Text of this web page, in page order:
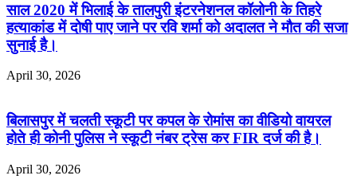
साल 2020 में भिलाई के तालपुरी इंटरनेशनल कॉलोनी के तिहरे
हत्याकांड में दोषी पाए जाने पर रवि शर्मा को अदालत ने मौत की सजा
सुनाई है।
April 30, 2026
बिलासपुर में चलती स्कूटी पर कपल के रोमांस का वीडियो वायरल
होते ही कोनी पुलिस ने स्कूटी नंबर ट्रेस कर FIR दर्ज की है।
April 30, 2026